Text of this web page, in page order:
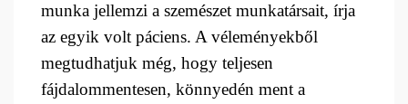
munka jellemzi a szemészet munkatársait, írja
az egyik volt páciens. A véleményekből
megtudhatjuk még, hogy teljesen
fájdalommentesen, könnyedén ment a